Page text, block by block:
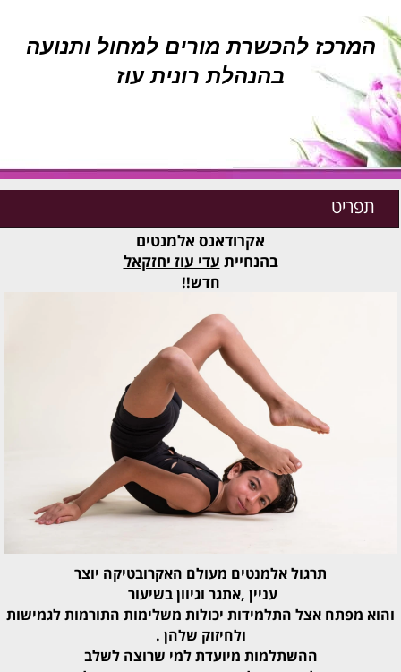
המרכז להכשרת מורים למחול ותנועה
בהנהלת רונית עוז
תפריט
אקרודאנס אלמנטים
בהנחיית עדי עוז יחזקאל
חדש!!
תרגול אלמנטים מעולם האקרובטיקה יוצר
עניין ,אתגר וגיוון בשיעור
והוא מפתח אצל התלמידות יכולות משלימות התורמות לגמישות
ולחיזוק שלהן .
ההשתלמות מיועדת למי שרוצה לשלב